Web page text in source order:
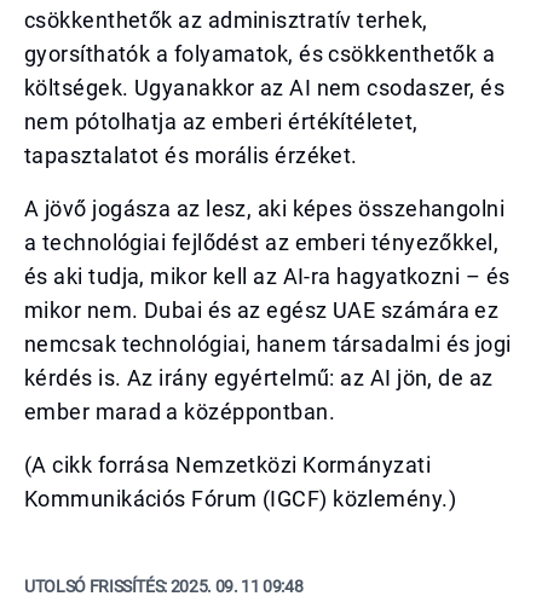
csökkenthetők az adminisztratív terhek,
gyorsíthatók a folyamatok, és csökkenthetők a
költségek. Ugyanakkor az AI nem csodaszer, és
nem pótolhatja az emberi értékítéletet,
tapasztalatot és morális érzéket.
A jövő jogásza az lesz, aki képes összehangolni
a technológiai fejlődést az emberi tényezőkkel,
és aki tudja, mikor kell az AI-ra hagyatkozni – és
mikor nem. Dubai és az egész UAE számára ez
nemcsak technológiai, hanem társadalmi és jogi
kérdés is. Az irány egyértelmű: az AI jön, de az
ember marad a középpontban.
(A cikk forrása Nemzetközi Kormányzati
Kommunikációs Fórum (IGCF) közlemény.)
UTOLSÓ FRISSÍTÉS:2025. 09. 11 09:48